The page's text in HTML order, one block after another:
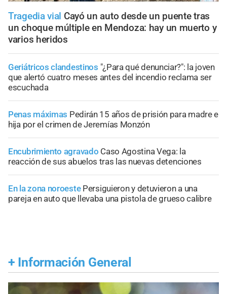
Tragedia vial Cayó un auto desde un puente tras
un choque múltiple en Mendoza: hay un muerto y
varios heridos
Geriátricos clandestinos "¿Para qué denunciar?": la joven
que alertó cuatro meses antes del incendio reclama ser
escuchada
Penas máximas Pedirán 15 años de prisión para madre e
hija por el crimen de Jeremías Monzón
Encubrimiento agravado Caso Agostina Vega: la
reacción de sus abuelos tras las nuevas detenciones
En la zona noroeste Persiguieron y detuvieron a una
pareja en auto que llevaba una pistola de grueso calibre
+ Información General